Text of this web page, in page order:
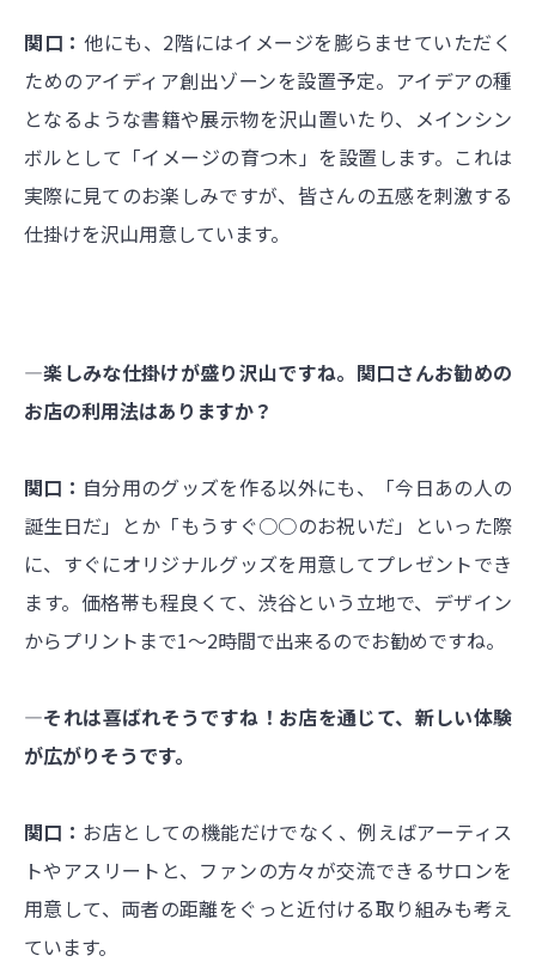
関口： 他にも、2階にはイメージを膨らませていただく
ためのアイディア創出ゾーンを設置予定。アイデアの種
となるような書籍や展示物を沢山置いたり、メインシン
ボルとして「イメージの育つ木」を設置します。これは
実際に見てのお楽しみですが、皆さんの五感を刺激する
仕掛けを沢山用意しています。
―楽しみな仕掛けが盛り沢山ですね。関口さんお勧めの
お店の利用法はありますか？
関口： 自分用のグッズを作る以外にも、「今日あの人の
誕生日だ」とか「もうすぐ○○のお祝いだ」といった際
に、すぐにオリジナルグッズを用意してプレゼントでき
ます。価格帯も程良くて、渋谷という立地で、デザイン
からプリントまで1～2時間で出来るのでお勧めですね。
―それは喜ばれそうですね！お店を通じて、新しい体験
が広がりそうです。
関口： お店としての機能だけでなく、例えばアーティス
トやアスリートと、ファンの方々が交流できるサロンを
用意して、両者の距離をぐっと近付ける取り組みも考え
ています。